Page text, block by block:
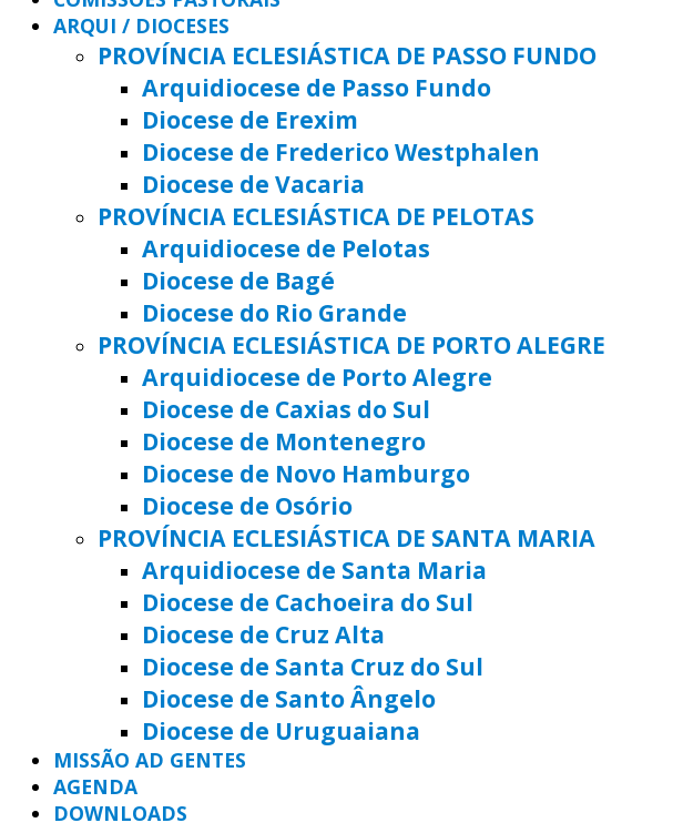
ARQUI / DIOCESES
PROVÍNCIA ECLESIÁSTICA DE PASSO FUNDO
Arquidiocese de Passo Fundo
Diocese de Erexim
Diocese de Frederico Westphalen
Diocese de Vacaria
PROVÍNCIA ECLESIÁSTICA DE PELOTAS
Arquidiocese de Pelotas
Diocese de Bagé
Diocese do Rio Grande
PROVÍNCIA ECLESIÁSTICA DE PORTO ALEGRE
Arquidiocese de Porto Alegre
Diocese de Caxias do Sul
Diocese de Montenegro
Diocese de Novo Hamburgo
Diocese de Osório
PROVÍNCIA ECLESIÁSTICA DE SANTA MARIA
Arquidiocese de Santa Maria
Diocese de Cachoeira do Sul
Diocese de Cruz Alta
Diocese de Santa Cruz do Sul
Diocese de Santo Ângelo
Diocese de Uruguaiana
MISSÃO AD GENTES
AGENDA
DOWNLOADS